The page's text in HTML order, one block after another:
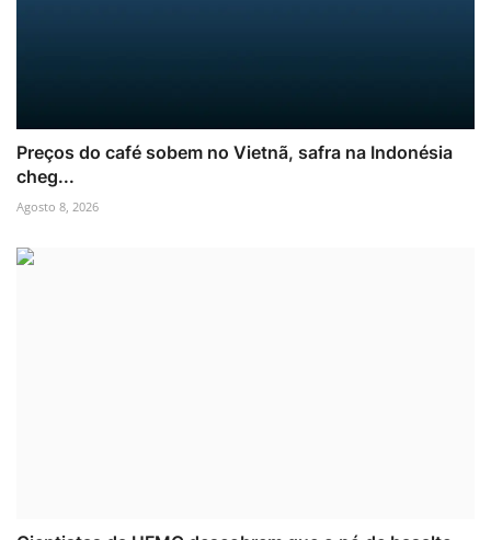
Preços do café sobem no Vietnã, safra na Indonésia
cheg...
Agosto 8, 2026